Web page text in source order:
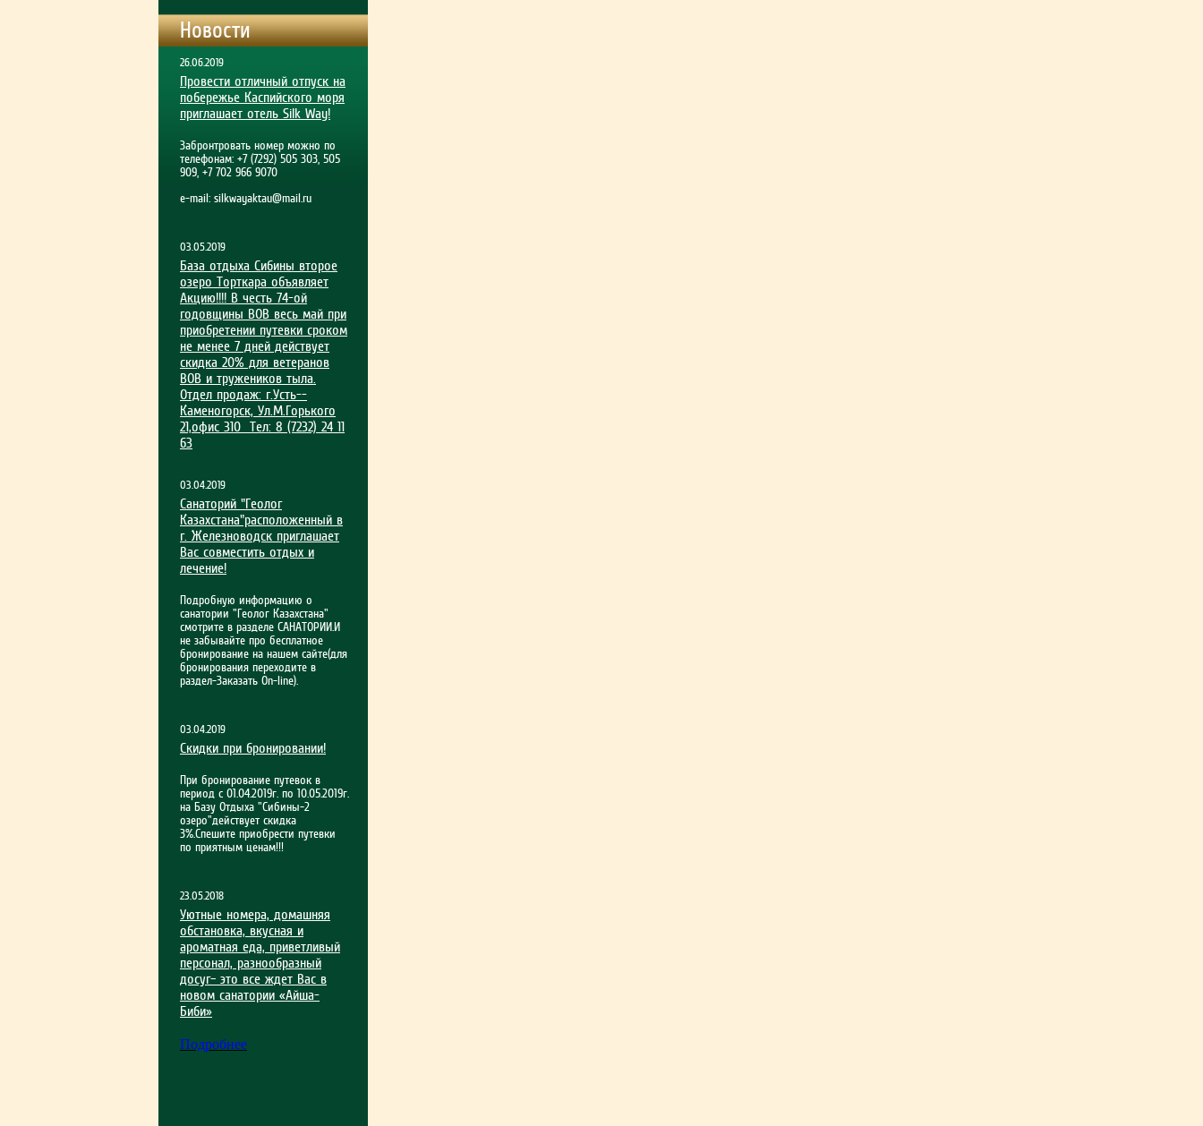
Новости
26.06.2019
Провести отличный отпуск на
побережье Каспийского моря
приглашает отель Silk Way!
Забронтровать номер можно по
телефонам: +7 (7292) 505 303, 505
909, +7 702 966 9070
e-mail: silkwayaktau@mail.ru
03.05.2019
База отдыха Сибины второе
озеро Торткара объявляет
Акцию!!!! В честь 74-ой
годовщины ВОВ весь май при
приобрет­ении путевки сроком
не менее 7 дней действует
скидка 20% для ветеранов
ВОВ и тружеников тыла.
Отдел продаж: г.Усть-­
Каменогорск, Ул.М.Гор­ького
21,офис 310 Тел: 8 (7232) 24 11
63
03.04.2019
Санаторий "Геолог
Казахстана"расположенный в
г. Железноводск приглашает
Вас совместить отдых и
лечение!
Подробную информацию о
санатории "Геолог Казахстана"
смотрите в разделе САНАТОРИИ.И
не забывайте про бесплатное
бронирование на нашем сайте(для
бронирования переходите в
раздел-Заказать On-line).
03.04.2019
Скидки при бронировании!
При бронирование путевок в
период с 01.04.2019г. по 10.05.2019г.
на Базу Отдыха "Сибины-2
озеро"действует скидка
3%.Спешите приобрести путевки
по приятным ценам!!!
23.05.2018
Уютные номера, домашняя
обстановка, вкусная и
ароматная еда, приветливый
персонал, разнообразный
досуг– это все ждет Вас в
новом санатории «Айша-
Биби»
Подробнее